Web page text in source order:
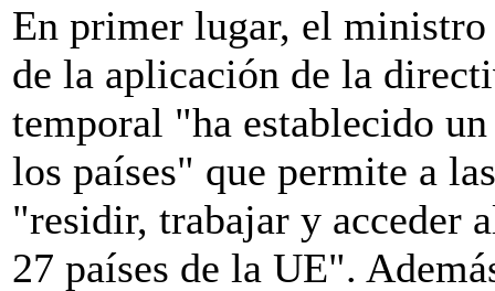
En primer lugar, el ministro
de la aplicación de la
temporal "ha establecido
los países" que permite a
"residir, trabajar y acceder
27 países de la UE".